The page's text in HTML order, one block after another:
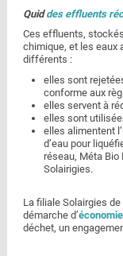
Quiddes effluents
Ces effluents,
chimique, et les eaux
différents :
elles sont
conforme aux
elles servent à
elles sont
elles alimentent
d’eau pour
réseau, Méta Bio
Solairigies.
La filiale Solairgies
démarche d’
déchet, un